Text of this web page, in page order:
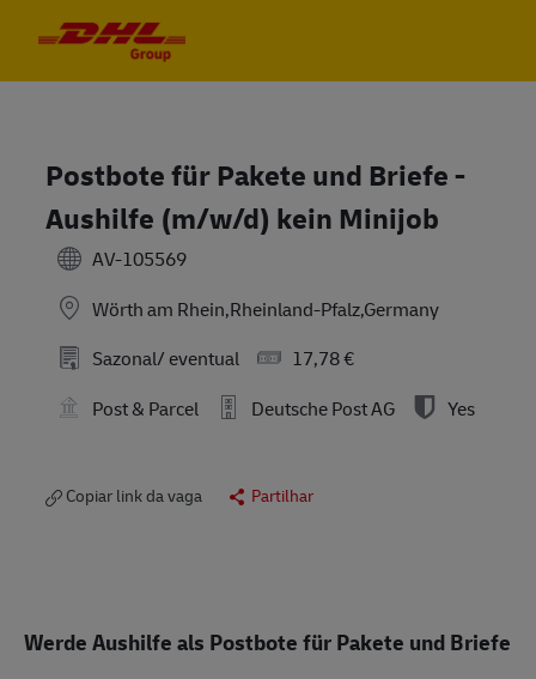
Postbote für Pakete und Briefe -
Aushilfe (m/w/d) kein Minijob
AV-105569
Wörth am Rhein,Rheinland-Pfalz,Germany
Sazonal/ eventual
17,78 €
Post & Parcel
Deutsche Post AG Yes
Copiar link da vaga Partilhar
Werde Aushilfe als Postbote für Pakete und Briefe